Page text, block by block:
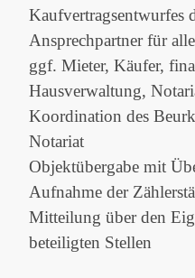
Kaufvertragsentwurfes
Ansprechpartner für
ggf. Mieter, Käufer,
Hausverwaltung,
Koordination des
Notariat
Objektübergabe mit
Aufnahme der
Mitteilung über den
beteiligten Stellen